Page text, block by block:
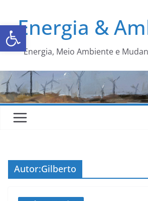
Abrir a barra de
Energia &
Energia, Meio Ambiente e
Autor:Gilberto